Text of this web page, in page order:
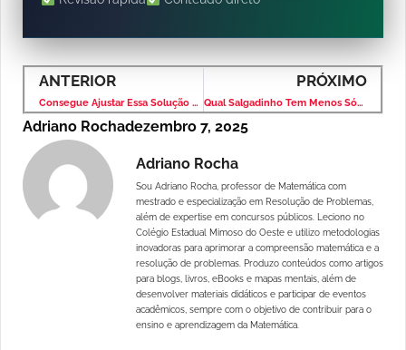
ANTERIOR
Consegue Ajustar Essa Solução Química do ENEM 2025 Usando Só Equações?
PRÓXIMO
Qual Salgadinho Tem Menos Sódio? Resolva Esta Questão do ENEM 2025!
Adriano Rochadezembro 7, 2025
Adriano Rocha
Sou Adriano Rocha, professor de Matemática com
mestrado e especialização em Resolução de Problemas,
além de expertise em concursos públicos. Leciono no
Colégio Estadual Mimoso do Oeste e utilizo metodologias
inovadoras para aprimorar a compreensão matemática e a
resolução de problemas. Produzo conteúdos como artigos
para blogs, livros, eBooks e mapas mentais, além de
desenvolver materiais didáticos e participar de eventos
acadêmicos, sempre com o objetivo de contribuir para o
ensino e aprendizagem da Matemática.